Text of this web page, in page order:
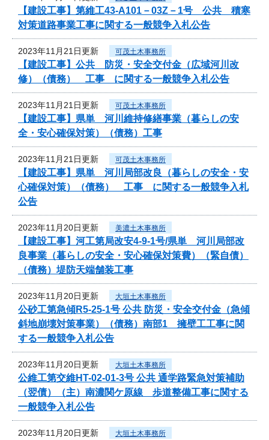
【建設工事】第維工43-A101－03Z－1号 公共 積寒
対策道路事業工事に関する一般競争入札公告
2023年11月21日更新 可茂土木事務所
【建設工事】公共 防災・安全交付金（広域河川改
修）（債務） 工事 に関する一般競争入札公告
2023年11月21日更新 可茂土木事務所
【建設工事】県単 河川維持修繕事業（暮らしの安
全・安心確保対策）（債務）工事
2023年11月21日更新 可茂土木事務所
【建設工事】県単 河川局部改良（暮らしの安全・安
心確保対策）（債務） 工事 に関する一般競争入札
公告
2023年11月20日更新 美濃土木事務所
【建設工事】河工第局改安4-9-1号/県単 河川局部改
良事業（暮らしの安全・安心確保対策費）（緊自債）
（債務）堤防天端舗装工事
2023年11月20日更新 大垣土木事務所
公砂工第急傾R5-25-1号 公共 防災・安全交付金（急傾
斜地崩壊対策事業）（債務）南部1 擁壁工工事に関
する一般競争入札公告
2023年11月20日更新 大垣土木事務所
公維工第交維HT-02-01-3号 公共 通学路緊急対策補助
（翌債）（主）南濃関ケ原線 歩道整備工事に関する
一般競争入札公告
2023年11月20日更新 大垣土木事務所